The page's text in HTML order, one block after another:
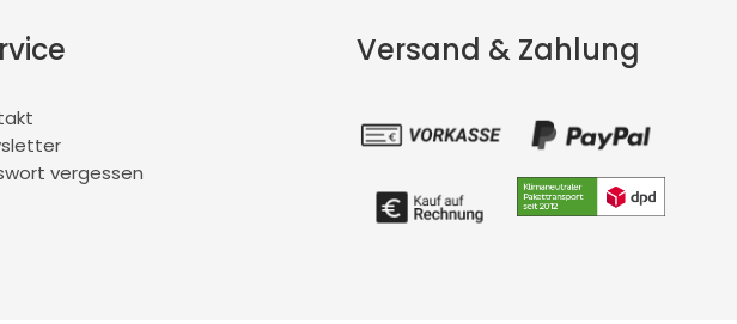
vergessen
Versand & Zahlung